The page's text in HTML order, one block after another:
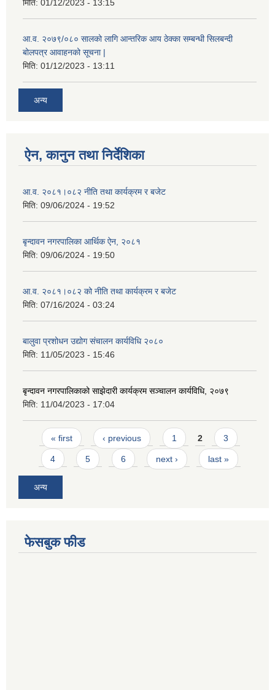
मिति: 01/12/2023 - 13:15
आ.व. २०७९/०८० सालको लागि आन्तरिक आय ठेक्का सम्बन्धी सिलबन्दी
बोलपत्र आवाहनको सूचना |
मिति: 01/12/2023 - 13:11
अन्य
ऐन, कानुन तथा निर्देशिका
आ.व. २०८१।०८२ नीति तथा कार्यक्रम र बजेट
मिति: 09/06/2024 - 19:52
बृन्दावन नगरपालिका आर्थिक ऐन, २०८१
मिति: 09/06/2024 - 19:50
आ.व. २०८१।०८२ को नीति तथा कार्यक्रम र बजेट
मिति: 07/16/2024 - 03:24
बालुवा प्रशोधन उद्योग संचालन कार्यविधि २०८०
मिति: 11/05/2023 - 15:46
बृन्दावन नगरपालिकाको साझेदारी कार्यक्रम सञ्चालन कार्यविधि, २०७९
मिति: 11/04/2023 - 17:04
Pages
« first ‹ previous 1 2 3
4 5 6 next › last »
अन्य
फेसबुक फीड